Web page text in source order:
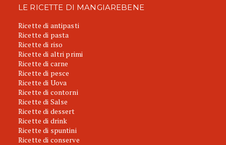
LE RICETTE DI MANGIAREBENE
Ricette di antipasti
Ricette di pasta
Ricette di riso
Ricette di altri primi
Ricette di carne
Ricette di pesce
Ricette di Uova
Ricette di contorni
Ricette di Salse
Ricette di dessert
Ricette di drink
Ricette di spuntini
Ricette di conserve